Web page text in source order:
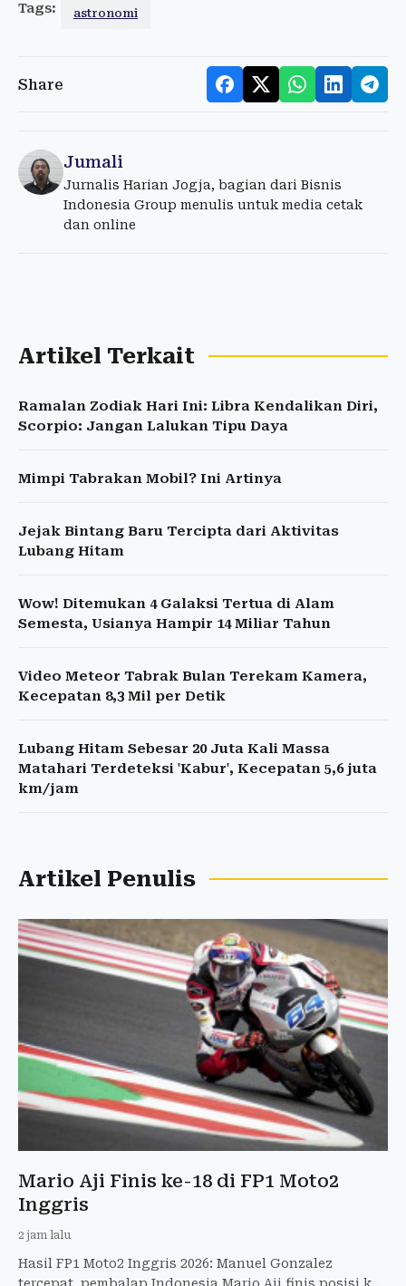
Tags: astronomi
Share
Jumali
Jurnalis Harian Jogja, bagian dari Bisnis
Indonesia Group menulis untuk media cetak
dan online
Artikel Terkait
Ramalan Zodiak Hari Ini: Libra Kendalikan Diri,
Scorpio: Jangan Lalukan Tipu Daya
Mimpi Tabrakan Mobil? Ini Artinya
Jejak Bintang Baru Tercipta dari Aktivitas
Lubang Hitam
Wow! Ditemukan 4 Galaksi Tertua di Alam
Semesta, Usianya Hampir 14 Miliar Tahun
Video Meteor Tabrak Bulan Terekam Kamera,
Kecepatan 8,3 Mil per Detik
Lubang Hitam Sebesar 20 Juta Kali Massa
Matahari Terdeteksi 'Kabur', Kecepatan 5,6 juta
km/jam
Artikel Penulis
Mario Aji Finis ke-18 di FP1 Moto2
Inggris
2 jam lalu
Hasil FP1 Moto2 Inggris 2026: Manuel Gonzalez
tercepat, pembalap Indonesia Mario Aji finis posisi ke-